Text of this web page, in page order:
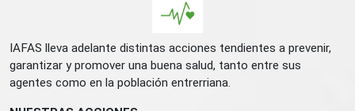
IAFAS lleva adelante distintas acciones tendientes a prevenir,
garantizar y promover una buena salud, tanto entre sus
agentes como en la población entrerriana.